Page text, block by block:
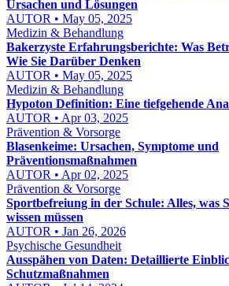
Ursachen und Lösungen
AUTOR • May 05, 2025
Medizin & Behandlung
Bakerzyste Erfahrungsberichte: Was
Wie Sie Darüber Denken
AUTOR • May 05, 2025
Medizin & Behandlung
Hypoton Definition: Eine tiefgehende
AUTOR • Apr 03, 2025
Prävention & Vorsorge
Blasenkeime: Ursachen, Symptome und
Präventionsmaßnahmen
AUTOR • Apr 02, 2025
Prävention & Vorsorge
Sportbefreiung in der Schule: Alles, was
wissen müssen
AUTOR • Jan 26, 2026
Psychische Gesundheit
Ausspähen von Daten: Detaillierte
Schutzmaßnahmen